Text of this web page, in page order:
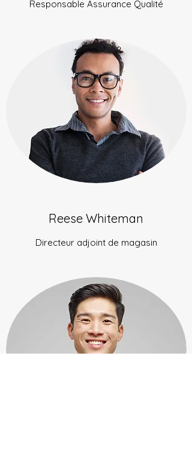
Responsable Assurance Qualité
Reese Whiteman
Directeur adjoint de magasin